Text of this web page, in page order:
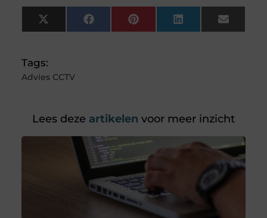
X
(Twitter)
FacebookPinterestLinkedInEmail
Tags:
Advies CCTV
Lees deze artikelen voor meer inzicht